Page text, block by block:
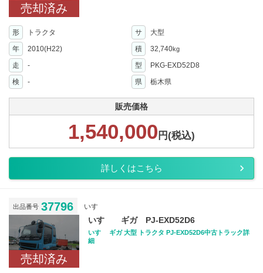
売却済み
形 トラクタ サ
大型
年
2010(H22) 積 32,740kg
走 - 型
PKG-EXD52D8
検
- 県 栃木県
販売価格
1,540,000 円(税込)
詳しくはこちら
出品番号 37796 いすゞ
売却済み
いすゞ ギガ PJ-EXD52D6
いすゞ ギガ 大型 トラクタ PJ-EXD52D6中古トラック詳
細